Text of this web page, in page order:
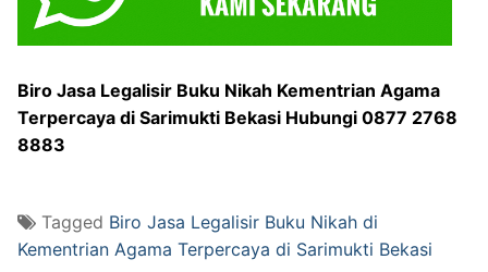
Biro Jasa Legalisir Buku Nikah Kementrian Agama
Terpercaya di Sarimukti Bekasi Hubungi 0877 2768
8883
Tagged Biro Jasa Legalisir Buku Nikah di
Kementrian Agama Terpercaya di Sarimukti Bekasi